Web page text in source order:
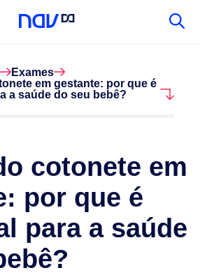
Exames
em gestante: por que é
a saúde do seu bebê?
cotonete em
por que é
para a saúde